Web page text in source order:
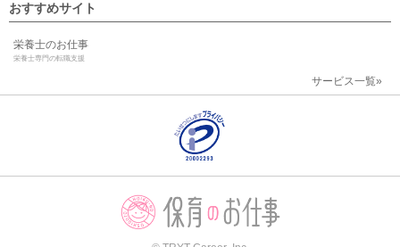
おすすめサイト
栄養士のお仕事
栄養士専門の転職支援
サービス一覧»